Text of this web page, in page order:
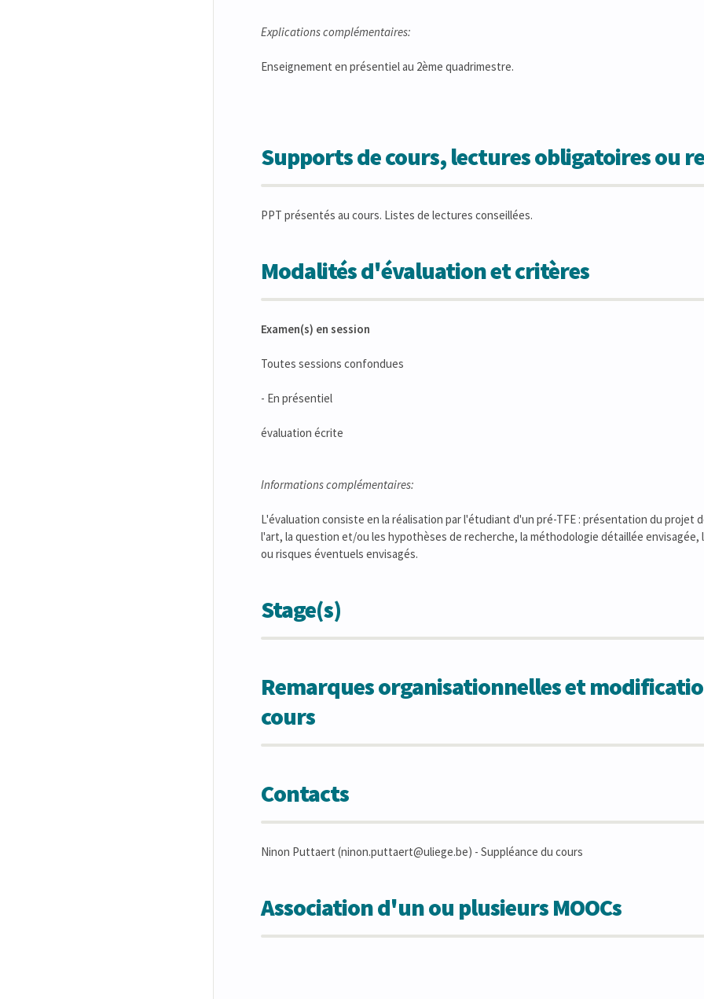
Explications complémentaires:
Enseignement en présentiel au 2ème quadrimestre.
Supports de cours, lectures obligatoires ou
PPT présentés au cours. Listes de lectures conseillées.
Modalités d'évaluation et critères
Examen(s) en session
Toutes sessions confondues
- En présentiel
évaluation écrite
Informations complémentaires:
L'évaluation consiste en la réalisation par l'étudiant d'un pré-TFE : présentation du projet
l'art, la question et/ou les hypothèses de recherche, la méthodologie détaillée
ou risques éventuels envisagés.
Stage(s)
Remarques organisationnelles et
cours
Contacts
Ninon Puttaert (ninon.puttaert@uliege.be) - Suppléance du cours
Association d'un ou plusieurs MOOCs